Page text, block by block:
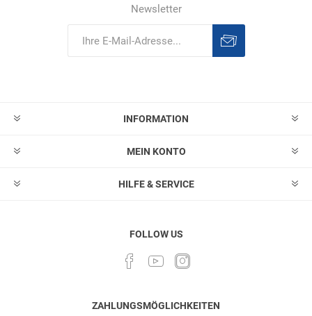
Newsletter
INFORMATION
MEIN KONTO
HILFE & SERVICE
FOLLOW US
ZAHLUNGSMÖGLICHKEITEN